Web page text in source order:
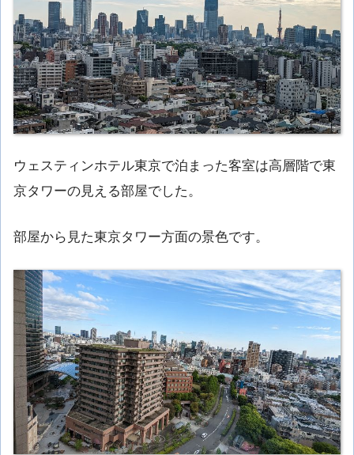
ウェスティンホテル東京で泊まった客室は高層階で東
京タワーの見える部屋でした。
部屋から見た東京タワー方面の景色です。